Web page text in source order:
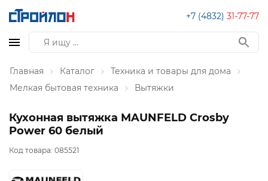
+7 (4832) 31-77-77
Главная Каталог
Техника и товары для дома
Мелкая бытовая техника
Вытяжки
Кухонная вытяжка MAUNFELD Crosby
Power 60 белый
Код товара: 085521